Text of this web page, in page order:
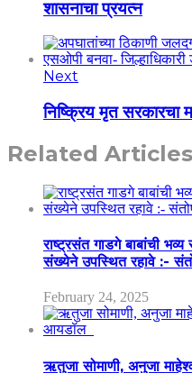
शासनाचा प्रयत्न
Next
निष्क्रिय मृत सरकारचा
Related Articles
राष्ट्रसंत गाडगे बाबांची
संख्येने उपस्थित रहावे :-
February 24, 2025
ऋतुजा सोमाणी, अनुजा